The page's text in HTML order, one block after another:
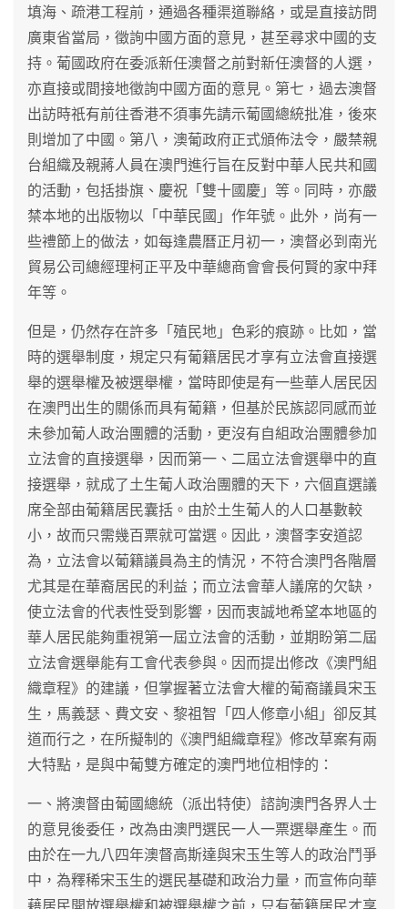
填海、疏港工程前，通過各種渠道聯絡，或是直接訪問
廣東省當局，徵詢中國方面的意見，甚至尋求中國的支
持。葡國政府在委派新任澳督之前對新任澳督的人選，
亦直接或間接地徵詢中國方面的意見。第七，過去澳督
出訪時祇有前往香港不須事先請示葡國總統批准，後來
則增加了中國。第八，澳葡政府正式頒佈法令，嚴禁親
台組織及親蔣人員在澳門進行旨在反對中華人民共和國
的活動，包括掛旗、慶祝「雙十國慶」等。同時，亦嚴
禁本地的出版物以「中華民國」作年號。此外，尚有一
些禮節上的做法，如每逢農曆正月初一，澳督必到南光
貿易公司總經理柯正平及中華總商會會長何賢的家中拜
年等。
但是，仍然存在許多「殖民地」色彩的痕跡。比如，當
時的選舉制度，規定只有葡籍居民才享有立法會直接選
舉的選舉權及被選舉權，當時即使是有一些華人居民因
在澳門出生的關係而具有葡籍，但基於民族認同感而並
未參加葡人政治團體的活動，更沒有自組政治團體參加
立法會的直接選舉，因而第一、二屆立法會選舉中的直
接選舉，就成了土生葡人政治團體的天下，六個直選議
席全部由葡籍居民囊括。由於土生葡人的人口基數較
小，故而只需幾百票就可當選。因此，澳督李安道認
為，立法會以葡籍議員為主的情況，不符合澳門各階層
尤其是在華裔居民的利益；而立法會華人議席的欠缺，
使立法會的代表性受到影響，因而衷誠地希望本地區的
華人居民能夠重視第一屆立法會的活動，並期盼第二屆
立法會選舉能有工會代表參與。因而提出修改《澳門組
織章程》的建議，但掌握著立法會大權的葡裔議員宋玉
生，馬義瑟、費文安、黎祖智「四人修章小組」卻反其
道而行之，在所擬制的《澳門組織章程》修改草案有兩
大特點，是與中葡雙方確定的澳門地位相悖的：
一、將澳督由葡國總統（派出特使）諮詢澳門各界人士
的意見後委任，改為由澳門選民一人一票選舉產生。而
由於在一九八四年澳督高斯達與宋玉生等人的政治鬥爭
中，為釋稀宋玉生的選民基礎和政治力量，而宣佈向華